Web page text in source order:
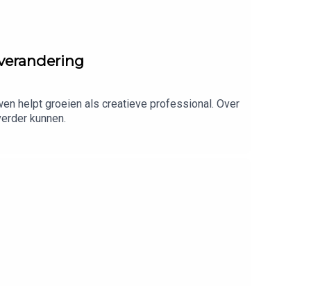
helpt groeien als creatieve professional. Over
kunnen.